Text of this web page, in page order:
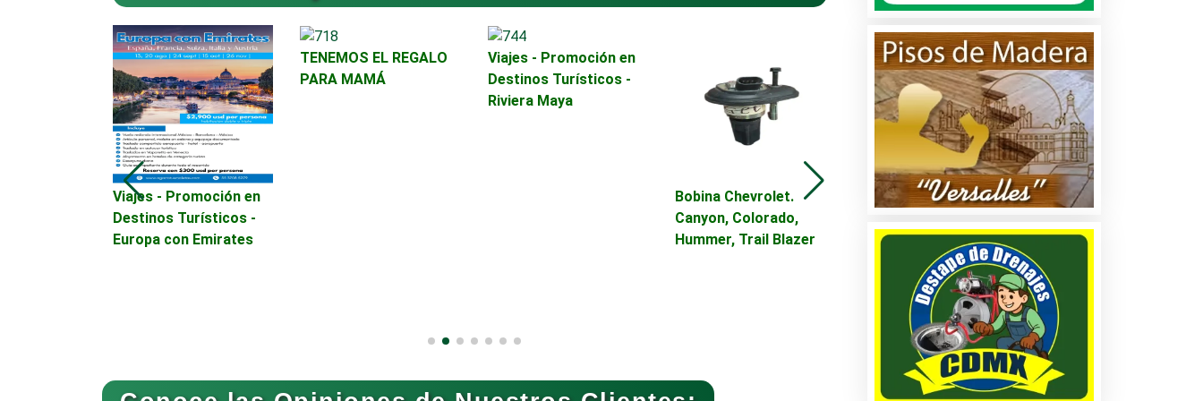
Asesoría Fiscal Asilos Asociaciones Civiles
Asociaciones
Empresariales
Audios para Eventos
Autobuses
Automóviles Nuevos y
Usados
Banquetes
Viajes - Promoción en
Destinos Turísticos -
Europa con Emirates
TENEMOS EL REGALO
PARA MAMÁ
Viajes - Promoción en
Destinos Turísticos -
Riviera Maya
Bobina Chevrolet.
Canyon, Colorado,
Hummer, Trail Blazer
INCUBADORAS DESDE
GALLINA Y NACEDORA
DE VARIAS
CAPACIDADES DESDE
280 A 630 HUEVOS DE
GALLINA
VÁLVULA IAC CHEVY,
TORNADO Y AVEO